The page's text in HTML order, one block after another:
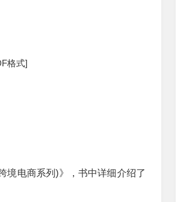
格式]
境电商系列)》，书中详细介绍了